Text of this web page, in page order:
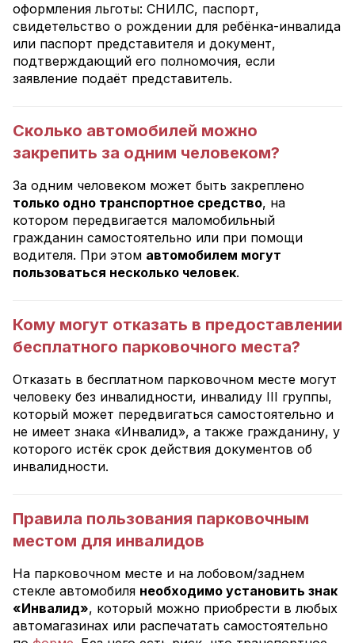
оформления льготы: СНИЛС, паспорт,
свидетельство о рождении для ребёнка-инвалида
или паспорт представителя и документ,
подтверждающий его полномочия, если
заявление подаёт представитель.
Сколько автомобилей можно
закрепить за одним человеком?
За одним человеком может быть закреплено
только одно транспортное средство, на
котором передвигается маломобильный
гражданин самостоятельно или при помощи
водителя. При этом автомобилем могут
пользоваться несколько человек.
Кому могут отказать в предоставлении
бесплатного парковочного места?
Отказать в бесплатном парковочном месте могут
человеку без инвалидности, инвалиду III группы,
который может передвигаться самостоятельно и
не имеет знака «Инвалид», а также гражданину, у
которого истёк срок действия документов об
инвалидности.
Правила пользования парковочным
местом для инвалидов
На парковочном месте и на лобовом/заднем
стекле автомобиля необходимо установить знак
«Инвалид», который можно приобрести в любых
автомагазинах или распечатать самостоятельно